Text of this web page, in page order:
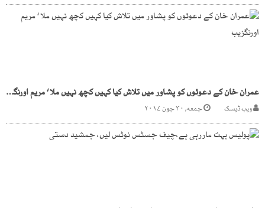
عمران خان کے دعوئوں کو پشاور میں تلاش کیا کہیں کچھ نہیں ملا ‘ مریم اورنگزیب
ویب ڈیسک جمعه, ۳۰ جون ۲۰۱۷